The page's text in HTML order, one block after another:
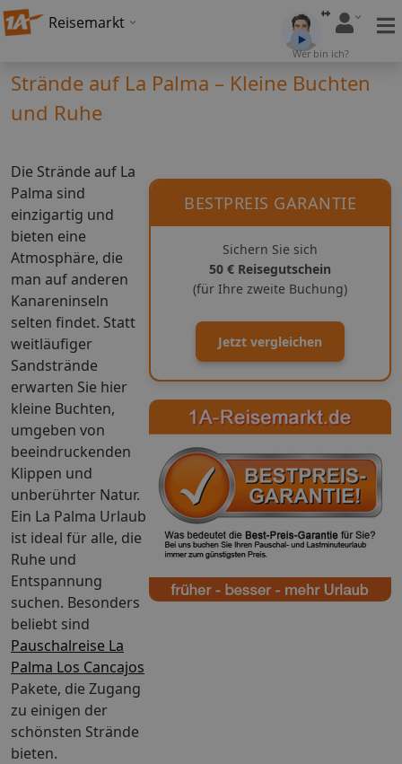
Reisemarkt
Wer bin ich?
Strände auf La Palma – Kleine Buchten
und Ruhe
Die Strände auf La
Palma sind
einzigartig und
bieten eine
Atmosphäre, die
man auf anderen
Kanareninseln
selten findet. Statt
weitläufiger
Sandstrände
erwarten Sie hier
kleine Buchten,
umgeben von
beeindruckenden
Klippen und
unberührter Natur.
Ein La Palma Urlaub
ist ideal für alle, die
Ruhe und
Entspannung
suchen. Besonders
beliebt sind
Pauschalreise La
Palma Los Cancajos
Pakete, die Zugang
zu einigen der
schönsten Strände
bieten.
BESTPREIS GARANTIE
Sichern Sie sich
50 € Reisegutschein
(für Ihre zweite Buchung)
Jetzt vergleichen